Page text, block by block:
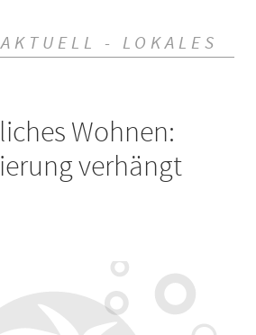
AKTUELL - LOKALES
Wohnen:
verhängt